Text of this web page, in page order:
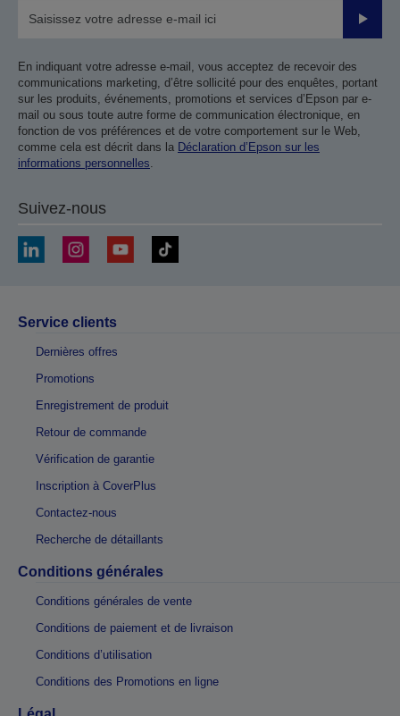
Valider
En indiquant votre adresse e-mail, vous acceptez de recevoir des
communications marketing, d’être sollicité pour des enquêtes, portant
sur les produits, événements, promotions et services d’Epson par e-
mail ou sous toute autre forme de communication électronique, en
fonction de vos préférences et de votre comportement sur le Web,
comme cela est décrit dans la Déclaration d’Epson sur les
informations personnelles
Suivez-nous
Service clients
Dernières offres
Promotions
Enregistrement de produit
Retour de commande
Vérification de garantie
Inscription à CoverPlus
Contactez-nous
Recherche de détaillants
Conditions générales
Conditions générales de vente
Conditions de paiement et de livraison
Conditions d’utilisation
Conditions des Promotions en ligne